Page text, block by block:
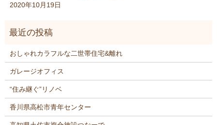
2020年10月19日
おしゃれカラフルな二世帯住宅&離れ
ガレージオフィス
“住み継ぐ”リノベ
香川県高松市青年センター